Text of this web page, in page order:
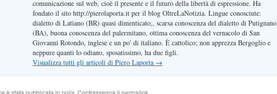
comunicazione sul web, cioè il presente e il futuro della libertà di espressione. Ha
fondato il sito http://pierolaporta.it per il blog OltreLaNotizia. Lingue conosciute:
dialetto di Latiano (BR) quasi dimenticato,, scarsa conoscenza del dialetto di Putignano
(BA), buona conoscenza del palermitano, ottima conoscenza del vernacolo di San
Giovanni Rotondo, inglese e un po' di italiano. È cattolico; non apprezza Bergoglio e
neppure quanti lo odiano, sposatissimo, ha due figli.
Visualizza tutti gli articoli di Piero Laporta →
è stata pubblicata in polis. Contrassegna il permalink.